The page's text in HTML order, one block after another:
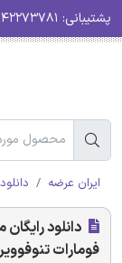
پشتیبانی:
ایران عرضه
دانلود
فومارات